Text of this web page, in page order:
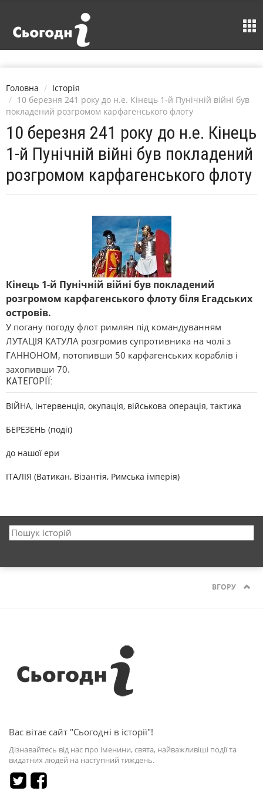
Головна
Історія
10 березня 241 року до н.е. Кінець 1-й Пунічній війні був
покладений розгромом карфагенського флоту
10 березня 241 року до н.е. Кінець
1-й Пунічній війні був покладений
розгромом карфагенського флоту
Кінець 1-й Пунічній війні був покладений
розгромом карфагенського флоту біля Егадських
островів.
У погану погоду флот римлян під командуванням
ЛУТАЦІЯ КАТУЛА розгромив супротивника на чолі з
ГАННОНОМ, потопивши 50 карфагенських кораблів і
захопивши 70.
КАТЕГОРІЇ:
ВІЙНА, інтервенція, окупація, військова операція, тактика
БЕРЕЗЕНЬ (події)
до нашої ери
ІТАЛІЯ (Ватикан, Візантія, Римська імперія)
ВГОРУ
Вас вітає сайт "Сьогодні в історії"!
Дізнавайтесь від нас про іменини, свята, найважливіші події та
видатних людей на наступний тиждень.